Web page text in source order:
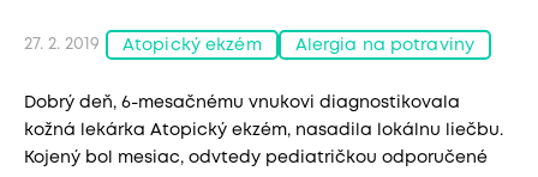
27. 2. 2019 Atopický ekzém Alergia na potraviny
Dobrý deň, 6-mesačnému vnukovi diagnostikovala
kožná lekárka Atopický ekzém, nasadila lokálnu liečbu.
Kojený bol mesiac, odvtedy pediatričkou odporučené